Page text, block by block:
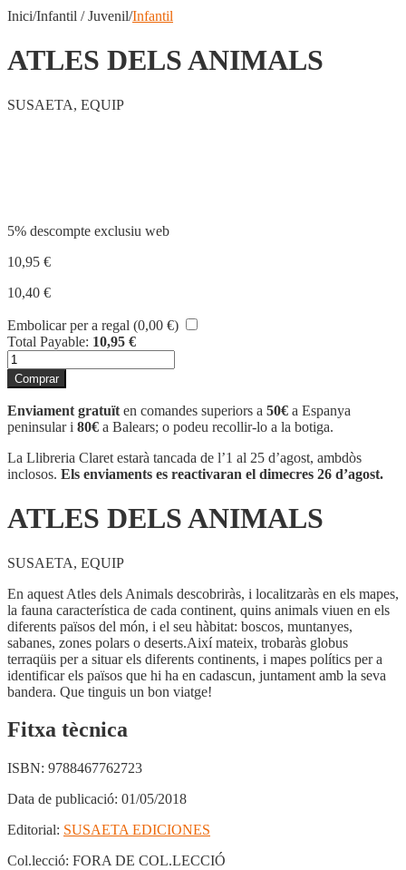
Inici/Infantil / Juvenil/Infantil
ATLES DELS ANIMALS
SUSAETA, EQUIP
5% descompte exclusiu web
10,95 €
10,40 €
Embolicar per a regal (0,00 €)
Total Payable: 10,95 €
quantitat
de
ATLES
DELS
ANIMALS
Comprar
Enviament gratuït en comandes superiors a 50€ a Espanya
peninsular i 80€ a Balears; o podeu recollir-lo a la botiga.
La Llibreria Claret estarà tancada de l’1 al 25 d’agost, ambdòs
inclosos. Els enviaments es reactivaran el dimecres 26 d’agost.
ATLES DELS ANIMALS
SUSAETA, EQUIP
En aquest Atles dels Animals descobriràs, i localitzaràs en els mapes,
la fauna característica de cada continent, quins animals viuen en els
diferents països del món, i el seu hàbitat: boscos, muntanyes,
sabanes, zones polars o deserts.Així mateix, trobaràs globus
terraqüis per a situar els diferents continents, i mapes polítics per a
identificar els països que hi ha en cadascun, juntament amb la seva
bandera. Que tinguis un bon viatge!
Fitxa tècnica
ISBN: 9788467762723
Data de publicació: 01/05/2018
Editorial: SUSAETA EDICIONES
Col.lecció: FORA DE COL.LECCIÓ